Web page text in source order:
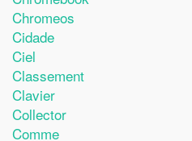
Chromeos
Cidade
Ciel
Classement
Clavier
Collector
Comme